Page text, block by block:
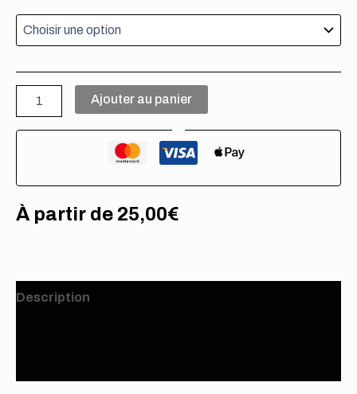
Ajouter au panier
À partir de 25,00€
Description